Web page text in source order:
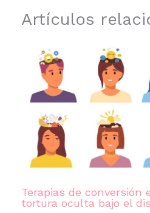
Artículos
Terapias de conversión
tortura oculta bajo el